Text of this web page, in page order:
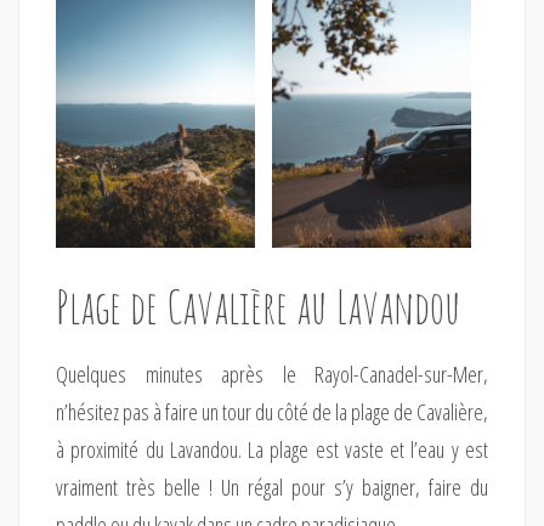
Plage de Cavalière au Lavandou
Quelques minutes après le Rayol-Canadel-sur-Mer,
n’hésitez pas à faire un tour du côté de la plage de Cavalière,
à proximité du Lavandou. La plage est vaste et l’eau y est
vraiment très belle ! Un régal pour s’y baigner, faire du